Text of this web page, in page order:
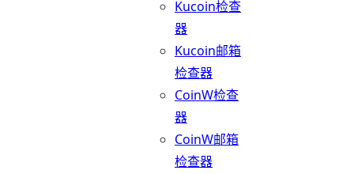
Kucoin检查
器
Kucoin邮箱
检查器
CoinW检查
器
CoinW邮箱
检查器